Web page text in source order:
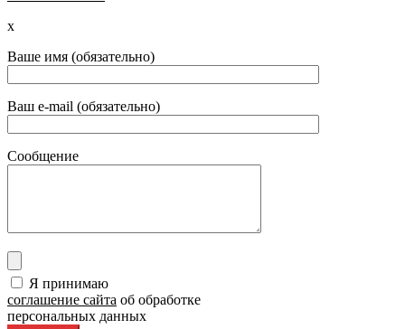
x
Ваше имя (обязательно)
Ваш e-mail (обязательно)
Сообщение
Я принимаю
соглашение сайта об обработке
персональных данных